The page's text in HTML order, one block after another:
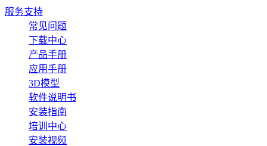
服务支持
常见问题
下载中心
产品手册
应用手册
3D模型
软件说明书
安装指南
培训中心
安装视频